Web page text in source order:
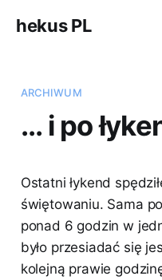
hekus PL
ARCHIWUM
... i po
Ostatni łykend
świętowaniu. Sama
ponad 6 godzin w
było przesiadać się
kolejną prawie